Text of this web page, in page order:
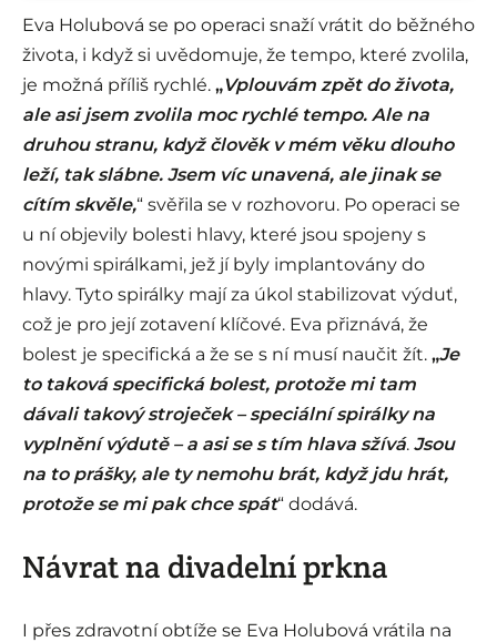
Eva Holubová se po operaci snaží vrátit do běžného
života, i když si uvědomuje, že tempo, které zvolila,
je možná příliš rychlé. „Vplouvám zpět do života,
ale asi jsem zvolila moc rychlé tempo. Ale na
druhou stranu, když člověk v mém věku dlouho
leží, tak slábne. Jsem víc unavená, ale jinak se
cítím skvěle,“ svěřila se v rozhovoru. Po operaci se
u ní objevily bolesti hlavy, které jsou spojeny s
novými spirálkami, jež jí byly implantovány do
hlavy. Tyto spirálky mají za úkol stabilizovat výduť,
což je pro její zotavení klíčové. Eva přiznává, že
bolest je specifická a že se s ní musí naučit žít. „Je
to taková specifická bolest, protože mi tam
dávali takový stroječek – speciální spirálky na
vyplnění výdutě – a asi se s tím hlava sžívá. Jsou
na to prášky, ale ty nemohu brát, když jdu hrát,
protože se mi pak chce spát“ dodává.
Návrat na divadelní prkna
I přes zdravotní obtíže se Eva Holubová vrátila na